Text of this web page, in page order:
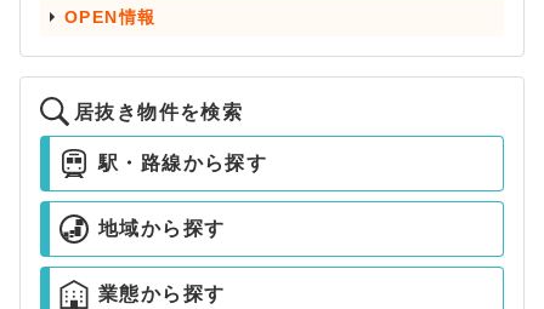
OPEN情報
居抜き物件を検索
駅・路線から探す
地域から探す
業態から探す